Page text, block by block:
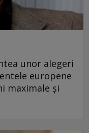
unor alegeri
europene
maximale și